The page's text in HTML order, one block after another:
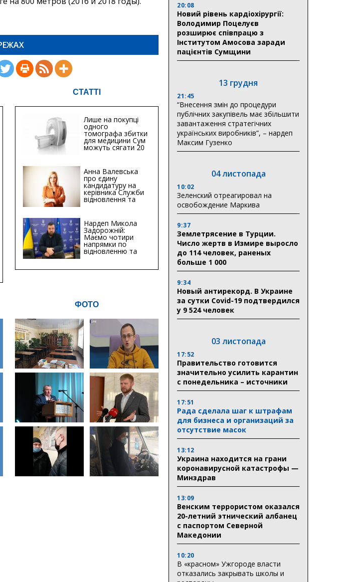
СТАТТІ
Лише на покупці
одного
томографа збитки
для медицини Сум
можуть сягати 20
мільйонів гривень
Анна Валевська
про єдину
кандидатуру на
керівника Служби
відновлення та
інфраструктури у
Хіба...
Нардеп Микола
Задорожній:
Маємо чотири
напрямки по
відновленню та
будівництву
інфраструктури
ФОТО
20:08
Новий рівень кардіохірургії:
Володимир Поцелуєв
розширює співпрацю з
Інститутом Амосова заради
пацієнтів Сумщини
13 грудня
21:45
“Внесення змін до процедури
публічних закупівель має збільшити
завантаження стратегічних
українських виробників”, – нардеп
Максим Гузенко
04 листопада
10:02
Зеленский отреагировал на
освобождение Маркива
9:37
Землетрясение в Турции.
Число жертв в Измире выросло
до 114 человек, раненых
больше 1 000
9:34
Новый антирекорд. В Украине
за сутки Covid-19 подтвердился
у 9 524 человек
03 листопада
17:52
Правительство готовится
значительно усилить карантин
с понедельника – источники
17:51
Рада сделала шаг к штрафам
для бизнеса и организаций за
отсутствие масок
13:12
Украина находится на грани
коронавирусной катастрофы —
Минздрав
13:09
Венским террористом оказался
20-летний этнический албанец
с паспортом Северной
Македонии
10:20
В «красном» Ужгороде власти
отказались закрывать школы и